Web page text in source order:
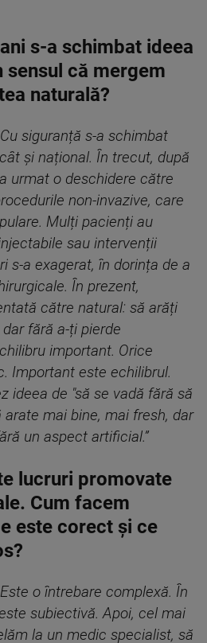
s-a schimbat ideea
că mergem
naturală?
Cu siguranță s-a schimbat
și național. În trecut, după
urmat o deschidere către
non-invazive, care
Mulți pacienți au
sau intervenții
s-a exagerat, în dorința de a
În prezent,
către natural: să arăți
fără a-ți pierde
important. Orice
Important este echilibrul.
ideea de "să se vadă fără să
arate mai bine, mai fresh, dar
un aspect artificial.”
lucruri promovate
Cum facem
este corect și ce
Este o întrebare complexă. În
subiectivă. Apoi, cel mai
la un medic specialist, să